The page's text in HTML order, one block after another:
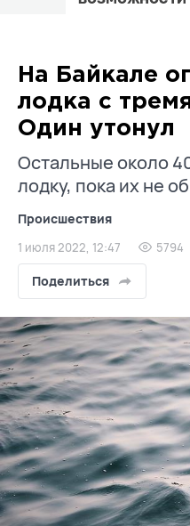
На Байкале
лодка с
Один утонул
Остальные около
лодку, пока их не
Происшествия
1 июля 2022, 12:47 5794
Поделиться